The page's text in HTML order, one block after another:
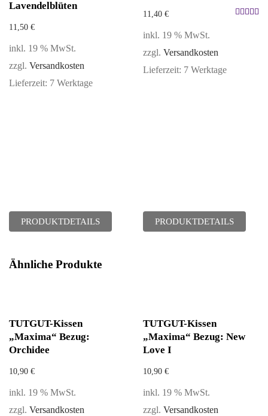
Lavendelblüten
11,50 €
inkl. 19 % MwSt.
zzgl. Versandkosten
Lieferzeit: 7 Werktage
PRODUKTDETAILS
11,40 €
inkl. 19 % MwSt.
zzgl. Versandkosten
Lieferzeit: 7 Werktage
PRODUKTDETAILS
Ähnliche Produkte
TUTGUT-Kissen
„Maxima“ Bezug:
Orchidee
10,90 €
inkl. 19 % MwSt.
zzgl. Versandkosten
TUTGUT-Kissen
„Maxima“ Bezug: New
Love I
10,90 €
inkl. 19 % MwSt.
zzgl. Versandkosten